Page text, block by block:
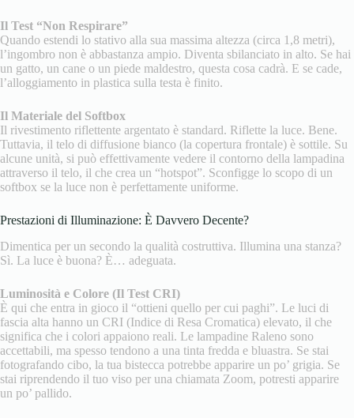
Il Test “Non Respirare”
Quando estendi lo stativo alla sua massima altezza (circa 1,8 metri),
l’ingombro non è abbastanza ampio. Diventa sbilanciato in alto. Se hai
un gatto, un cane o un piede maldestro, questa cosa cadrà. E se cade,
l’alloggiamento in plastica sulla testa è finito.
Il Materiale del Softbox
Il rivestimento riflettente argentato è standard. Riflette la luce. Bene.
Tuttavia, il telo di diffusione bianco (la copertura frontale) è sottile. Su
alcune unità, si può effettivamente vedere il contorno della lampadina
attraverso il telo, il che crea un “hotspot”. Sconfigge lo scopo di un
softbox se la luce non è perfettamente uniforme.
Prestazioni di Illuminazione: È Davvero Decente?
Dimentica per un secondo la qualità costruttiva. Illumina una stanza?
Sì. La luce è buona? È… adeguata.
Luminosità e Colore (Il Test CRI)
È qui che entra in gioco il “ottieni quello per cui paghi”. Le luci di
fascia alta hanno un CRI (Indice di Resa Cromatica) elevato, il che
significa che i colori appaiono reali. Le lampadine Raleno sono
accettabili, ma spesso tendono a una tinta fredda e bluastra. Se stai
fotografando cibo, la tua bistecca potrebbe apparire un po’ grigia. Se
stai riprendendo il tuo viso per una chiamata Zoom, potresti apparire
un po’ pallido.